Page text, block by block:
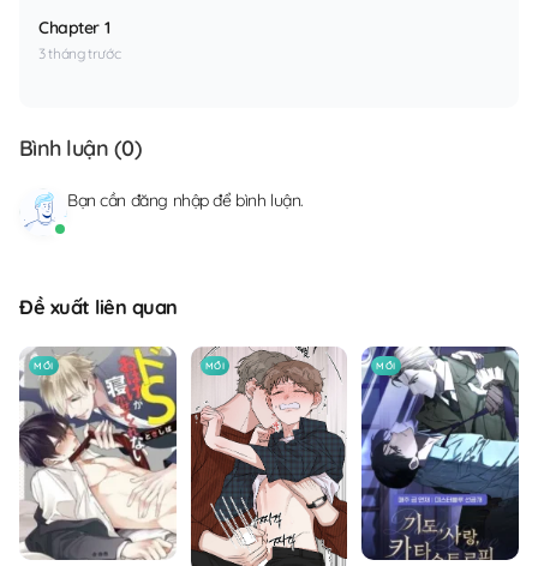
Chapter 1
3 tháng trước
Bình luận (0)
Bạn cần đăng nhậpđể bình luận.
Đề xuất liên quan
MỚI MỚI MỚI